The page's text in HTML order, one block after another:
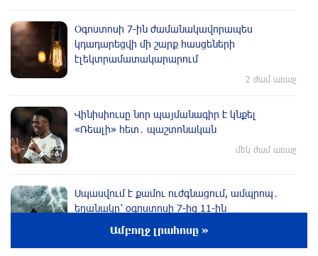
Օգոստոսի 7-ին ժամանակավորապես
կդադարեցվի մի շարք հասցեների
էլեկտրամատակարարում
2 ժամ առաջ
Վինիսիուսը նոր պայմանագիր է կնքել
«Ռեալի» հետ․ պաշտոնական
մեկ ժամ առաջ
Սպասվում է քամու ուժգնացում, ամպրոպ․
եղանակը՝ օգոստոսի 7-ից 11-ին
Ամբողջ լրահոսը »